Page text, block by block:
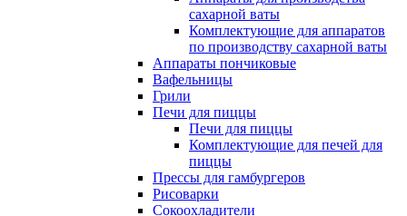
сахарной ваты
Комплектующие для аппаратов
по производству сахарной ваты
Аппараты пончиковые
Вафельницы
Грили
Печи для пиццы
Печи для пиццы
Комплектующие для печей для
пиццы
Прессы для гамбургеров
Рисоварки
Сокоохладители